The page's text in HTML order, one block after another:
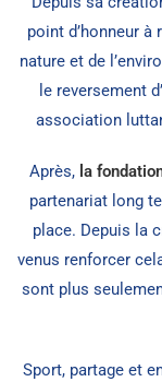
point d’honneur
nature et de
le reversement
association
Après, la
partenariat long
place. Depuis la
venus renforcer
sont plus
Sport, partage et